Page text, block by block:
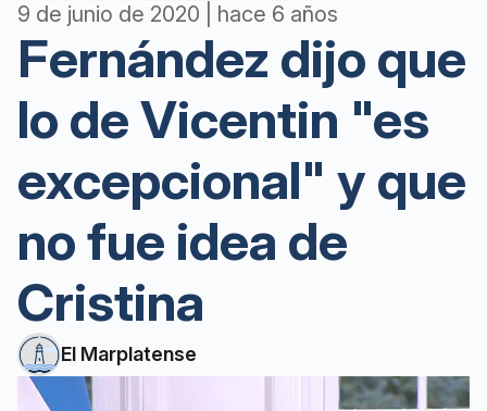
9 de junio de 2020 | hace 6 años
Fernández dijo que
lo de Vicentin "es
excepcional" y que
no fue idea de
Cristina
El Marplatense